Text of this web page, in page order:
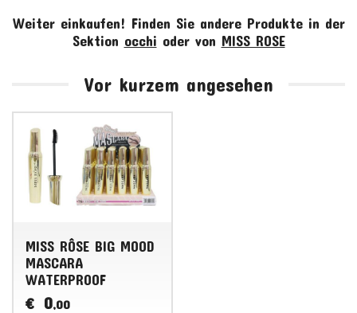
Weiter einkaufen! Finden Sie andere Produkte in der
Sektion occhi oder von MISS ROSE
Vor kurzem angesehen
MISS RÔSE BIG MOOD
MASCARA
WATERPROOF
€ 0,00